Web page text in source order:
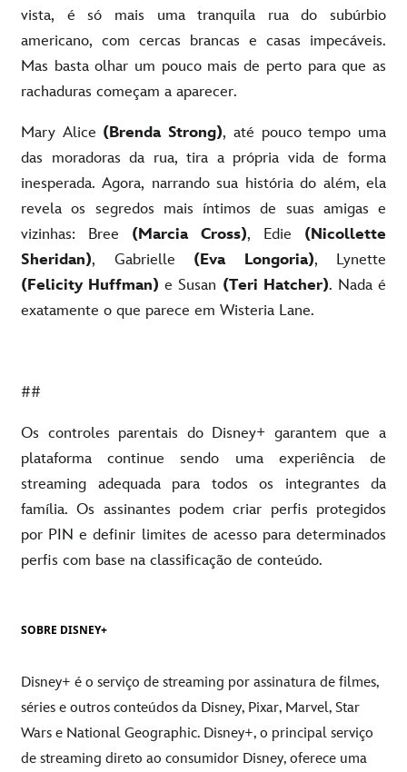
vista, é só mais uma tranquila rua do subúrbio
americano, com cercas brancas e casas impecáveis.
Mas basta olhar um pouco mais de perto para que as
rachaduras começam a aparecer.
Mary Alice (Brenda Strong), até pouco tempo uma
das moradoras da rua, tira a própria vida de forma
inesperada. Agora, narrando sua história do além, ela
revela os segredos mais íntimos de suas amigas e
vizinhas: Bree (Marcia Cross), Edie (Nicollette
Sheridan), Gabrielle (Eva Longoria), Lynette
(Felicity Huffman) e Susan (Teri Hatcher). Nada é
exatamente o que parece em Wisteria Lane.
##
Os controles parentais do Disney+ garantem que a
plataforma continue sendo uma experiência de
streaming adequada para todos os integrantes da
família. Os assinantes podem criar perfis protegidos
por PIN e definir limites de acesso para determinados
perfis com base na classificação de conteúdo.
SOBRE DISNEY+
Disney+ é o serviço de streaming por assinatura de filmes,
séries e outros conteúdos da Disney, Pixar, Marvel, Star
Wars e National Geographic. Disney+, o principal serviço
de streaming direto ao consumidor Disney, oferece uma